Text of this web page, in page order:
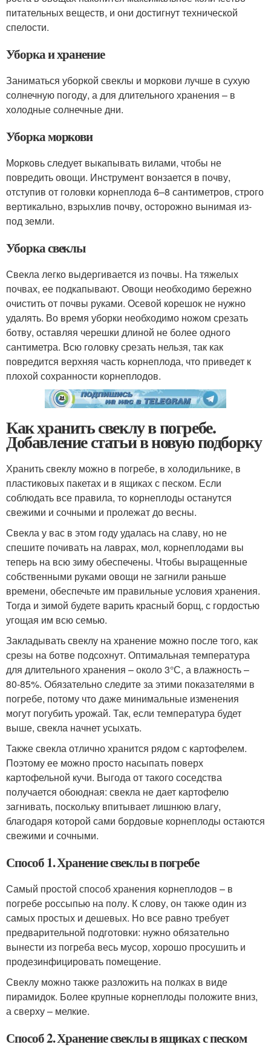
питательных веществ, и они достигнут технической
спелости.
Уборка и хранение
Заниматься уборкой свеклы и моркови лучше в сухую
солнечную погоду, а для длительного хранения – в
холодные солнечные дни.
Уборка моркови
Морковь следует выкапывать вилами, чтобы не
повредить овощи. Инструмент вонзается в почву,
отступив от головки корнеплода 6–8 сантиметров, строго
вертикально, взрыхлив почву, осторожно вынимая из-
под земли.
Уборка свеклы
Свекла легко выдергивается из почвы. На тяжелых
почвах, ее подкапывают. Овощи необходимо бережно
очистить от почвы руками. Осевой корешок не нужно
удалять. Во время уборки необходимо ножом срезать
ботву, оставляя черешки длиной не более одного
сантиметра. Всю головку срезать нельзя, так как
повредится верхняя часть корнеплода, что приведет к
плохой сохранности корнеплодов.
Как хранить свеклу в погребе.
Добавление статьи в новую подборку
Хранить свеклу можно в погребе, в холодильнике, в
пластиковых пакетах и в ящиках с песком. Если
соблюдать все правила, то корнеплоды останутся
свежими и сочными и пролежат до весны.
Свекла у вас в этом году удалась на славу, но не
спешите почивать на лаврах, мол, корнеплодами вы
теперь на всю зиму обеспечены. Чтобы выращенные
собственными руками овощи не загнили раньше
времени, обеспечьте им правильные условия хранения.
Тогда и зимой будете варить красный борщ, с гордостью
угощая им всю семью.
Закладывать свеклу на хранение можно после того, как
срезы на ботве подсохнут. Оптимальная температура
для длительного хранения – около 3°С, а влажность –
80-85%. Обязательно следите за этими показателями в
погребе, потому что даже минимальные изменения
могут погубить урожай. Так, если температура будет
выше, свекла начнет усыхать.
Также свекла отлично хранится рядом с картофелем.
Поэтому ее можно просто насыпать поверх
картофельной кучи. Выгода от такого соседства
получается обоюдная: свекла не дает картофелю
загнивать, поскольку впитывает лишнюю влагу,
благодаря которой сами бордовые корнеплоды остаются
свежими и сочными.
Способ 1. Хранение свеклы в погребе
Самый простой способ хранения корнеплодов – в
погребе россыпью на полу. К слову, он также один из
самых простых и дешевых. Но все равно требует
предварительной подготовки: нужно обязательно
вынести из погреба весь мусор, хорошо просушить и
продезинфицировать помещение.
Свеклу можно также разложить на полках в виде
пирамидок. Более крупные корнеплоды положите вниз,
а сверху – мелкие.
Способ 2. Хранение свеклы в ящиках с песком